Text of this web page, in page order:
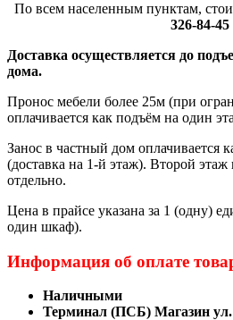
По всем населенным пунктам,
326-84-45
Доставка осуществляется до
дома.
Пронос мебели более 25м (при
оплачивается как подъём на один
Занос в частный дом оплачивается
(доставка на 1-й этаж). Второй
отдельно.
Цена в прайсе указана за 1 (одну)
один шкаф).
Информация об оплате
Наличными
Терминал (ПСБ) Магазин ул.